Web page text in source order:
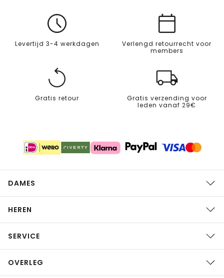
Levertijd 3-4 werkdagen
Verlengd retourrecht voor
members
Gratis retour
Gratis verzending voor
leden vanaf 29€
DAMES
HEREN
SERVICE
OVERLEG